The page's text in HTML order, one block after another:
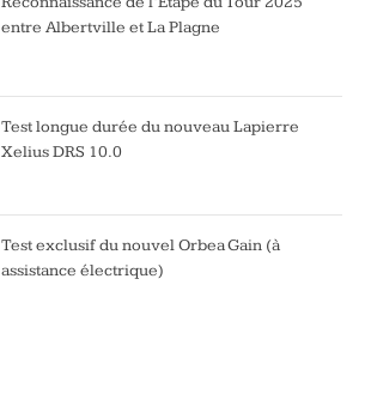
entre Albertville et La Plagne
Test longue durée du nouveau Lapierre
Xelius DRS 10.0
Test exclusif du nouvel Orbea Gain (à
assistance électrique)